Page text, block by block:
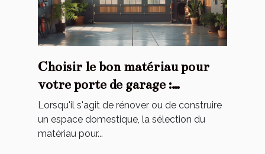
Choisir le bon matériau pour
votre porte de garage :
avantages et inconvénients
Lorsqu'il s'agit de rénover ou de construire
un espace domestique, la sélection du
matériau pour...